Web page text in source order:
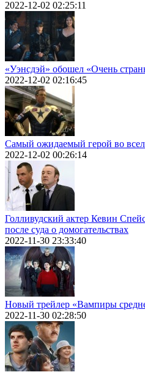
2022-12-02 02:25:11
«Уэнсдэй» обошел «Очень
2022-12-02 02:16:45
Самый ожидаемый герой во
2022-12-02 00:26:14
Голливудский актер Кевин
после суда о домогательствах
2022-11-30 23:33:40
Новый трейлер «Вампиры
2022-11-30 02:28:50